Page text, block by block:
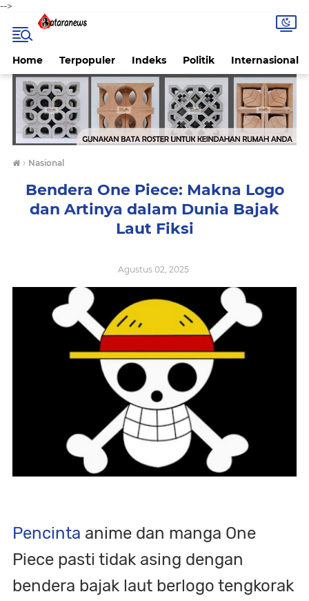
-->
Home Terpopuler Indeks Politik Internasional
› Nasional
Bendera One Piece: Makna Logo
dan Artinya dalam Dunia Bajak
Laut Fiksi
Agustus 02, 2025
Pencinta anime dan manga One
Piece pasti tidak asing dengan
bendera bajak laut berlogo tengkorak